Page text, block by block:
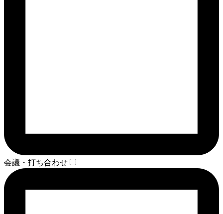
会議・打ち合わせ